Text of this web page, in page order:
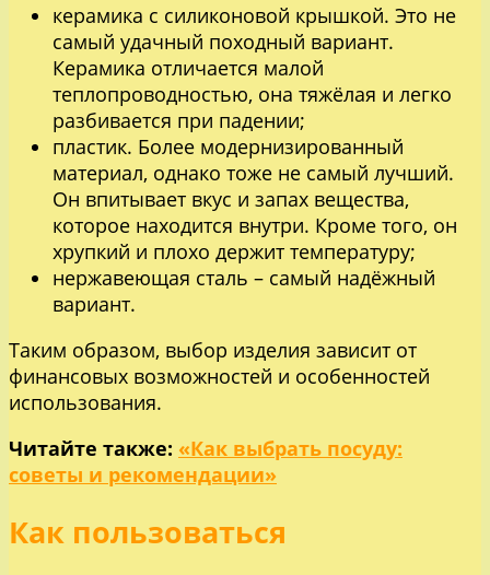
керамика с силиконовой крышкой. Это не
самый удачный походный вариант.
Керамика отличается малой
теплопроводностью, она тяжёлая и легко
разбивается при падении;
пластик. Более модернизированный
материал, однако тоже не самый лучший.
Он впитывает вкус и запах вещества,
которое находится внутри. Кроме того, он
хрупкий и плохо держит температуру;
нержавеющая сталь – самый надёжный
вариант.
Таким образом, выбор изделия зависит от
финансовых возможностей и особенностей
использования.
Читайте также: «Как выбрать посуду:
советы и рекомендации»
Как пользоваться